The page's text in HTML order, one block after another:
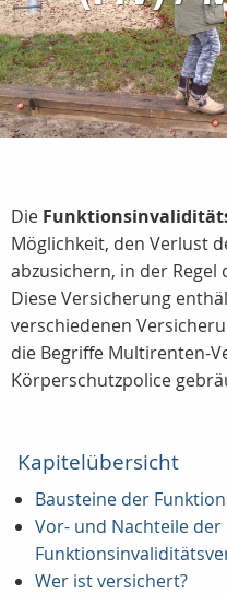
Die
Möglichkeit, den Verlust
abzusichern, in der Regel
Diese Versicherung
verschiedenen
die Begriffe Multirenten-
Körperschutzpolice
Kapitelübersicht
Bausteine der
Vor- und Nachteile der
Wer ist versichert?